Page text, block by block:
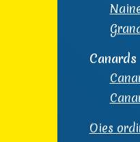
Canards
Oies